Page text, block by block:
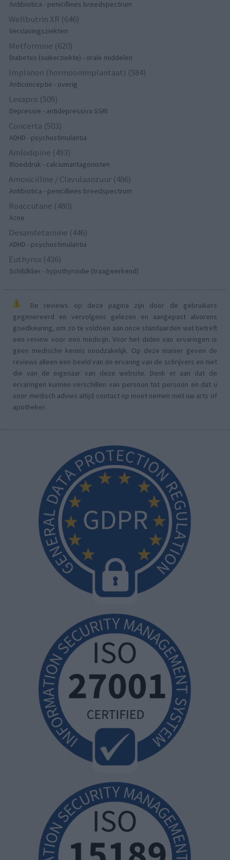
Antibiotica - penicillines breedspectrum
Wellbutrin XR (646)
Verslavingsziekten
Metformine (620)
Diabetes (suikerziekte) - orale middelen
Implanon (hormoonimplantaat) (584)
Anticonceptie - overig
Lexapro (509)
Depressie - antidepressiva SSRI
Concerta (503)
ADHD - psychostimulantia
Amlodipine (493)
Bloeddruk - calciumantagonisten
Amoxicilline / Clavulaanzuur (486)
Antibiotica - penicillines breedspectrum
Roaccutane (480)
Acne
Dexamfetamine (446)
ADHD - psychostimulantia
Euthyrox (436)
Schildklier - hypothyroidie (traagwerkend)
De reviews op deze pagina zijn door de gebruikers
gegenereerd en vervolgens gelezen en aangepast alvorens
goedkeuring, om zo te voldoen aan onze standaarden wat betreft
een review voor een medicijn. Voor het delen van ervaringen is
geen medische kennis noodzakelijk. Op deze manier geven de
reviews alleen een beeld van de ervaring van de schrijvers en niet
die van de eigenaar van deze website. Denk er aan dat de
ervaringen kunnen verschillen van persoon tot persoon en dat u
voor medisch advies altijd contact op moet nemen met uw arts of
apotheker.